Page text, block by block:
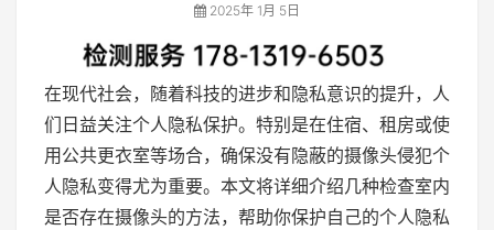
2025年 1月 5日
在现代社会，随着科技的进步和隐私意识的提升，人
们日益关注个人隐私保护。特别是在住宿、租房或使
用公共更衣室等场合，确保没有隐蔽的摄像头侵犯个
人隐私变得尤为重要。本文将详细介绍几种检查室内
是否存在摄像头的方法，帮助你保护自己的个人隐私